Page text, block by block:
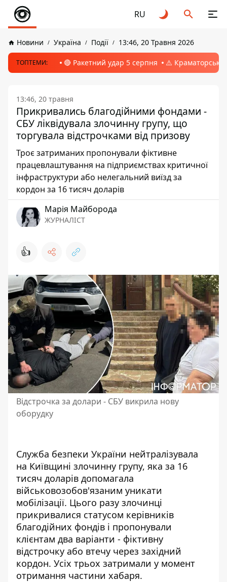
RU
Новини Україна Події 13:46, 20 Травня 2026
ТОПТЕМИ: 🔴 Ракетний удар 5 серпня ⚠️ Краматорськ,
13:46, 20 травня
Прикривались благодійними фондами -
СБУ ліквідувала злочинну групу, що
торгувала відстрочками від призову
Троє затриманих пропонували фіктивне
працевлаштування на підприємствах критичної
інфраструктури або нелегальний виїзд за
кордон за 16 тисяч доларів
Марія Майборода
ЖУРНАЛІСТ
👍
Відстрочка за долари - СБУ викрила нову
оборудку
Служба безпеки України нейтралізувала
на Київщині злочинну групу, яка за 16
тисяч доларів допомагала
військовозобов'язаним уникати
мобілізації. Цього разу злочинці
прикривалися статусом керівників
благодійних фондів і пропонували
клієнтам два варіанти - фіктивну
відстрочку або втечу через західний
кордон. Усіх трьох затримали у момент
отримання частини хабаря.